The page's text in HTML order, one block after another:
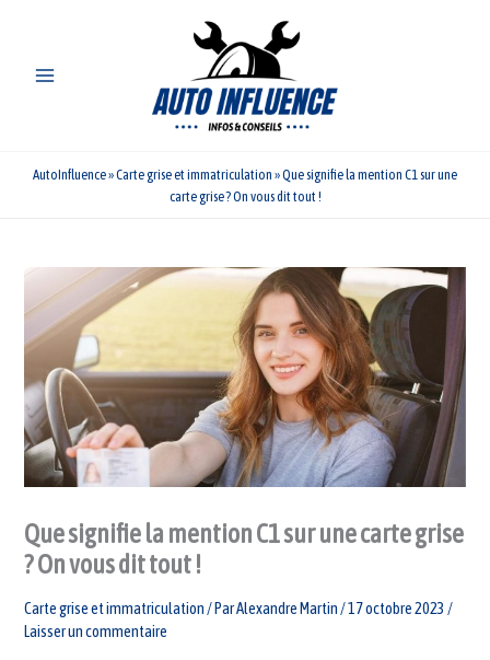
AutoInfluence»Carte grise et immatriculation »Que signifie la mention C1 sur une
carte grise ? On vous dit tout !
Que signifie la mention C1 sur une carte grise
? On vous dit tout !
Carte grise et immatriculation / ParAlexandre Martin /17 octobre 2023 /
Laisser un commentaire